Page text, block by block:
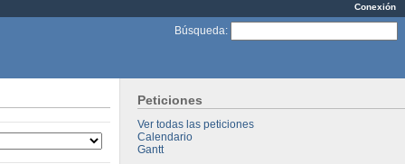
Conexión
Búsqueda:
Peticiones
Ver todas las peticiones
Calendario
Gantt